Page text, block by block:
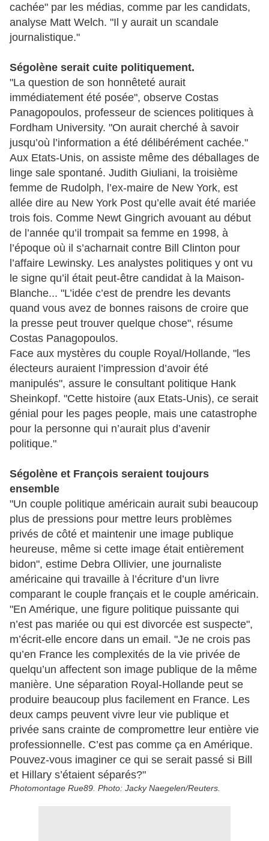
cachée" par les médias, comme par les candidats,
analyse Matt Welch. "Il y aurait un scandale
journalistique."
Ségolène serait cuite politiquement.
"La question de son honnêteté aurait
immédiatement été posée", observe Costas
Panagopoulos, professeur de sciences politiques à
Fordham University. "On aurait cherché à savoir
jusqu’où l’information a été délibérément cachée."
Aux Etats-Unis, on assiste même des déballages de
linge sale spontané. Judith Giuliani, la troisième
femme de Rudolph, l’ex-maire de New York, est
allée dire au New York Post qu’elle avait été mariée
trois fois. Comme Newt Gingrich avouant au début
de l’année qu’il trompait sa femme en 1998, à
l’époque où il s’acharnait contre Bill Clinton pour
l’affaire Lewinsky. Les analystes politiques y ont vu
le signe qu’il était peut-être candidat à la Maison-
Blanche... "L’idée c’est de prendre les devants
quand vous avez de bonnes raisons de croire que
la presse peut trouver quelque chose", résume
Costas Panagopoulos.
Face aux mystères du couple Royal/Hollande, "les
électeurs auraient l’impression d’avoir été
manipulés", assure le consultant politique Hank
Sheinkopf. "Cette histoire (aux Etats-Unis), ce serait
génial pour les pages people, mais une catastrophe
pour la personne qui n’aurait plus d’avenir
politique."
Ségolène et François seraient toujours
ensemble
"Un couple politique américain aurait subi beaucoup
plus de pressions pour mettre leurs problèmes
privés de côté et maintenir une image publique
heureuse, même si cette image était entièrement
bidon", estime Debra Ollivier, une journaliste
américaine qui travaille à l’écriture d’un livre
comparant le couple français et le couple américain.
"En Amérique, une figure politique puissante qui
n’est pas mariée ou qui est divorcée est suspecte",
m’écrit-elle encore dans un email. "Je ne crois pas
qu’en France les complexités de la vie privée de
quelqu’un affectent son image publique de la même
manière. Une séparation Royal-Hollande peut se
produire beaucoup plus facilement en France. Les
deux camps peuvent vivre leur vie publique et
privée sans crainte de compromettre leur entière vie
professionnelle. C’est pas comme ça en Amérique.
Pouvez-vous imaginer ce qui se serait passé si Bill
et Hillary s’étaient séparés?"
Photomontage Rue89. Photo: Jacky Naegelen/Reuters.